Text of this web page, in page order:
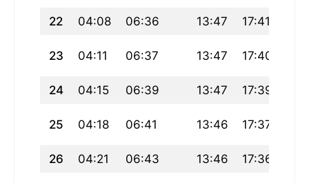
22 04:08 06:36 13:47 17:41
23 04:11 06:37 13:47 17:40
24 04:15 06:39 13:47 17:39
25 04:18 06:41 13:46 17:37
26 04:21 06:43 13:46 17:36